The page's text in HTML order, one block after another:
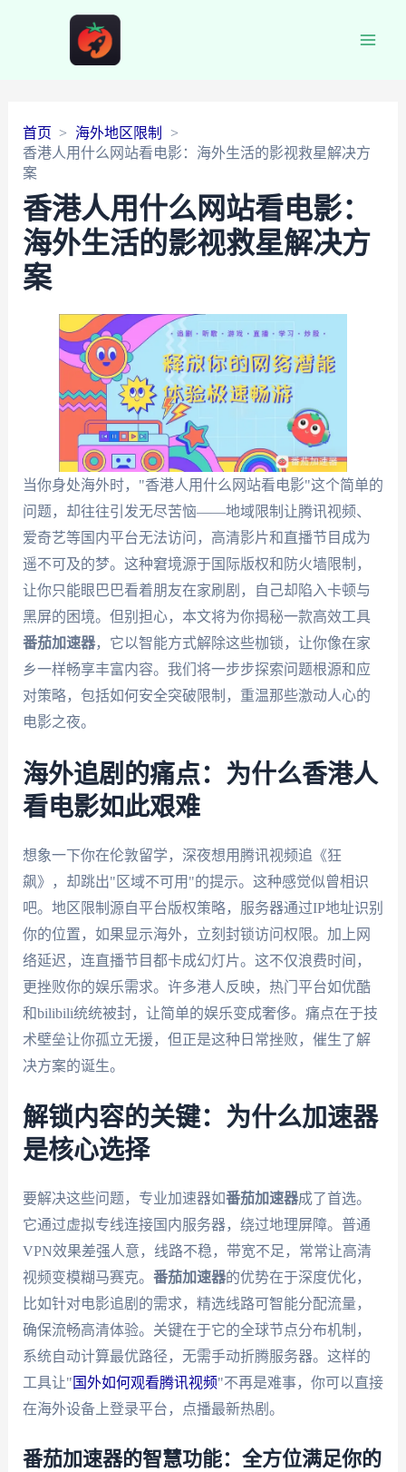
首页
海外地区限制
香港人用什么网站看电影：海外生活的影视救星解决方
案
香港人用什么网站看电影：
海外生活的影视救星解决方
案
当你身处海外时，"香港人用什么网站看电影"这个简单的
问题，却往往引发无尽苦恼——地域限制让腾讯视频、
爱奇艺等国内平台无法访问，高清影片和直播节目成为
遥不可及的梦。这种窘境源于国际版权和防火墙限制，
让你只能眼巴巴看着朋友在家刷剧，自己却陷入卡顿与
黑屏的困境。但别担心，本文将为你揭秘一款高效工具
番茄加速器，它以智能方式解除这些枷锁，让你像在家
乡一样畅享丰富内容。我们将一步步探索问题根源和应
对策略，包括如何安全突破限制，重温那些激动人心的
电影之夜。
海外追剧的痛点：为什么香港人
看电影如此艰难
想象一下你在伦敦留学，深夜想用腾讯视频追《狂
飙》，却跳出"区域不可用"的提示。这种感觉似曾相识
吧。地区限制源自平台版权策略，服务器通过IP地址识别
你的位置，如果显示海外，立刻封锁访问权限。加上网
络延迟，连直播节目都卡成幻灯片。这不仅浪费时间，
更挫败你的娱乐需求。许多港人反映，热门平台如优酷
和bilibili统统被封，让简单的娱乐变成奢侈。痛点在于技
术壁垒让你孤立无援，但正是这种日常挫败，催生了解
决方案的诞生。
解锁内容的关键：为什么加速器
是核心选择
要解决这些问题，专业加速器如番茄加速器成了首选。
它通过虚拟专线连接国内服务器，绕过地理屏障。普通
VPN效果差强人意，线路不稳，带宽不足，常常让高清
视频变模糊马赛克。 番茄加速器的优势在于深度优化，
比如针对电影追剧的需求，精选线路可智能分配流量，
确保流畅高清体验。关键在于它的全球节点分布机制，
系统自动计算最优路径，无需手动折腾服务器。这样的
工具让" 国外如何观看腾讯视频"不再是难事，你可以直接
在海外设备上登录平台，点播最新热剧。
番茄加速器的智慧功能：全方位满足你的